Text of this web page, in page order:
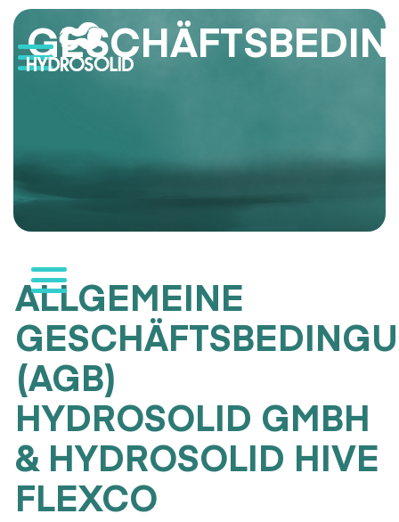
ALLGEMEINE
(AGB)
HYDROSOLID GMBH
& HYDROSOLID HIVE
FLEXCO